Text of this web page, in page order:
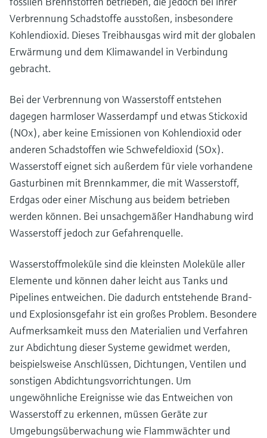
Verbrennung Schadstoffe ausstoßen, insbesondere
Kohlendioxid. Dieses Treibhausgas wird mit der globalen
Erwärmung und dem Klimawandel in Verbindung
gebracht.
Bei der Verbrennung von Wasserstoff entstehen
dagegen harmloser Wasserdampf und etwas Stickoxid
(NOx), aber keine Emissionen von Kohlendioxid oder
anderen Schadstoffen wie Schwefeldioxid (SOx).
Wasserstoff eignet sich außerdem für viele vorhandene
Gasturbinen mit Brennkammer, die mit Wasserstoff,
Erdgas oder einer Mischung aus beidem betrieben
werden können. Bei unsachgemäßer Handhabung wird
Wasserstoff jedoch zur Gefahrenquelle.
Wasserstoffmoleküle sind die kleinsten Moleküle aller
Elemente und können daher leicht aus Tanks und
Pipelines entweichen. Die dadurch entstehende Brand-
und Explosionsgefahr ist ein großes Problem. Besondere
Aufmerksamkeit muss den Materialien und Verfahren
zur Abdichtung dieser Systeme gewidmet werden,
beispielsweise Anschlüssen, Dichtungen, Ventilen und
sonstigen Abdichtungsvorrichtungen. Um
ungewöhnliche Ereignisse wie das Entweichen von
Wasserstoff zu erkennen, müssen Geräte zur
Umgebungsüberwachung wie Flammwächter und